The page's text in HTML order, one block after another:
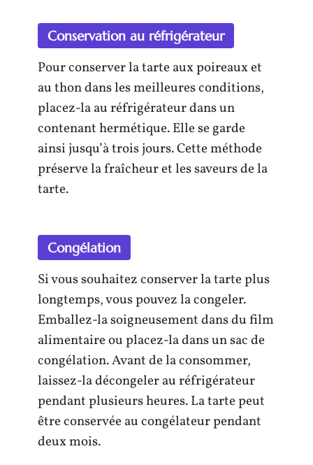
Conservation au réfrigérateur
Pour conserver la tarte aux poireaux et
au thon dans les meilleures conditions,
placez-la au réfrigérateur dans un
contenant hermétique. Elle se garde
ainsi jusqu’à trois jours. Cette méthode
préserve la fraîcheur et les saveurs de la
tarte.
Congélation
Si vous souhaitez conserver la tarte plus
longtemps, vous pouvez la congeler.
Emballez-la soigneusement dans du film
alimentaire ou placez-la dans un sac de
congélation. Avant de la consommer,
laissez-la décongeler au réfrigérateur
pendant plusieurs heures. La tarte peut
être conservée au congélateur pendant
deux mois.